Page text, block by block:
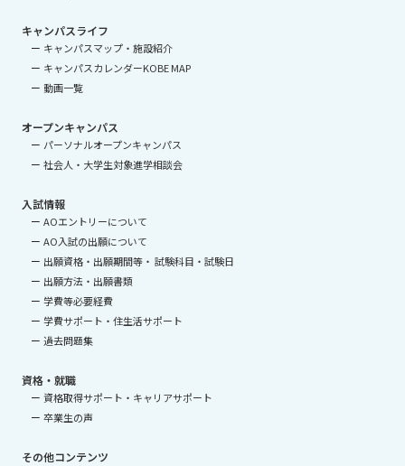
キャンパスライフ
キャンパスマップ・施設紹介
キャンパスカレンダーKOBE MAP
動画一覧
オープンキャンパス
パーソナルオープンキャンパス
社会人・大学生対象進学相談会
入試情報
AOエントリーについて
AO入試の出願について
出願資格・出願期間等・ 試験科目・試験日
出願方法・出願書類
学費等必要経費
学費サポート・住生活サポート
過去問題集
資格・就職
資格取得サポート・キャリアサポート
卒業生の声
その他コンテンツ